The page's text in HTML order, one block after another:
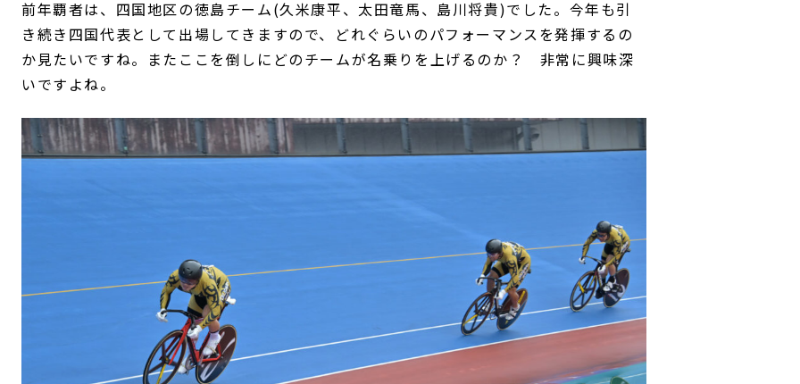
前年覇者は、四国地区の徳島チーム(久米康平、太田竜馬、島川将貴)でした。今年も引
き続き四国代表として出場してきますので、どれぐらいのパフォーマンスを発揮するの
か見たいですね。またここを倒しにどのチームが名乗りを上げるのか？ 非常に興味深
いですよね。